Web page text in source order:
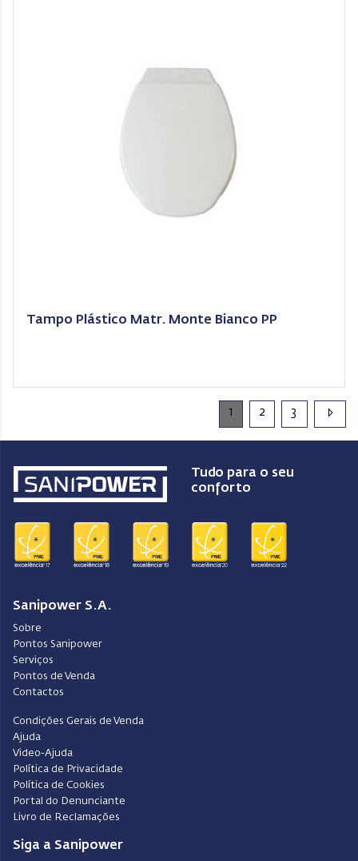
Tampo Plástico Matr. Monte Bianco PP
1 2 3
Tudo para o seu
conforto
Sanipower S.A.
Sobre
Pontos Sanipower
Serviços
Pontos de Venda
Contactos
Condições Gerais de Venda
Ajuda
Video-Ajuda
Política de Privacidade
Política de Cookies
Portal do Denunciante
Livro de Reclamações
Siga a Sanipower